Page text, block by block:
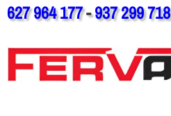
627 964 177-937 299 718